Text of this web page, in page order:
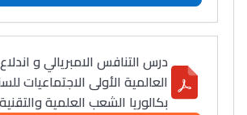
درس التنافس الامبريالي و
العالمية الأولى الاجتماعيات
بكالوريا الشعب العلمية والتقنية